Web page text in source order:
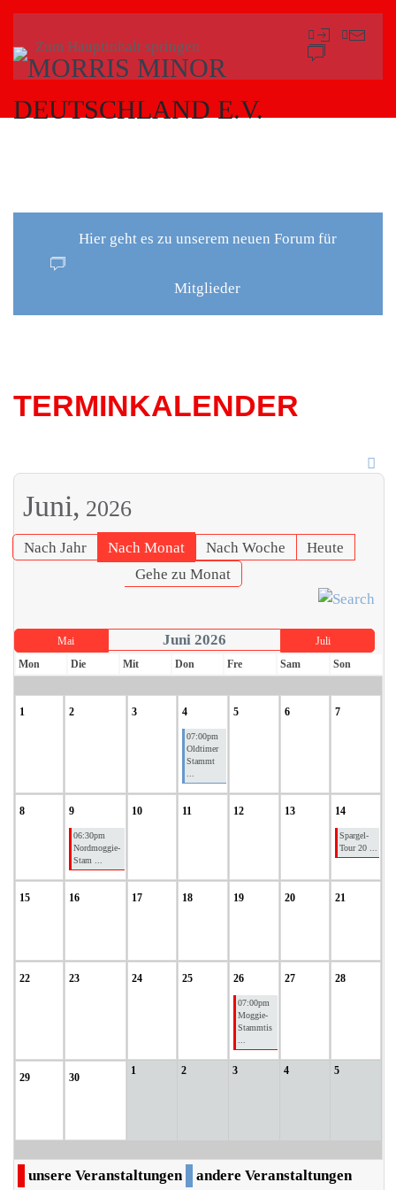
Zum Hauptinhalt springen
Hier geht es zu unserem neuen Forum für
Mitglieder
TERMINKALENDER
Juni, 2026
Nach Jahr Nach Monat Nach Woche
Heute
Gehe zu Monat
Mai Juni 2026
Juli
Mon
Die Mit Don Fre Sam Son
1 2 3 4
07:00pm
Oldtimer
Stammt
5 6 7
8 9
06:30pm
Nordmoggie-
Stam ...
10 11 12 13 14
Spargel-
Tour 20 ...
15 16 17 18 19 20 21
22 23 24 25 26
07:00pm
Moggie-
Stammtis
27 28
29 30
1 2 3 4 5
unsere Veranstaltungen andere Veranstaltungen